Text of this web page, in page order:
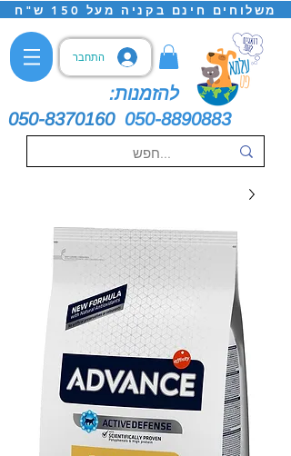
משלוחים חינם בקניה מעל 150 ש"ח
התחבר
להזמנות:
050-8370160 050-8890883